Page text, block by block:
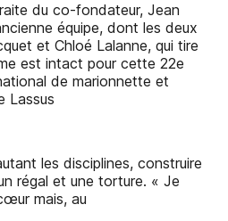
du co-fondateur, Jean
équipe, dont les deux
et Chloé Lalanne, qui tire
est intact pour cette 22e
de marionnette et
Lassus
les disciplines, construire
régal et une torture. « Je
mais, au